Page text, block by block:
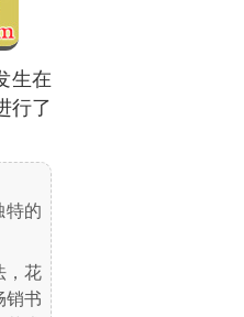
生在
行了
特的
，花
销书